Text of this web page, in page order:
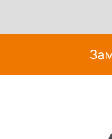
варильних
вбудована
такий
Стильний
поверхні